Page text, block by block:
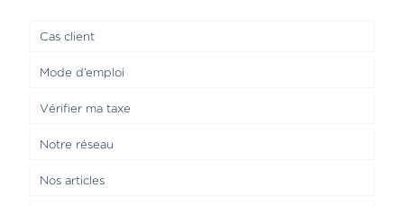
Cas client
Mode d’emploi
Vérifier ma taxe
Notre réseau
Nos articles